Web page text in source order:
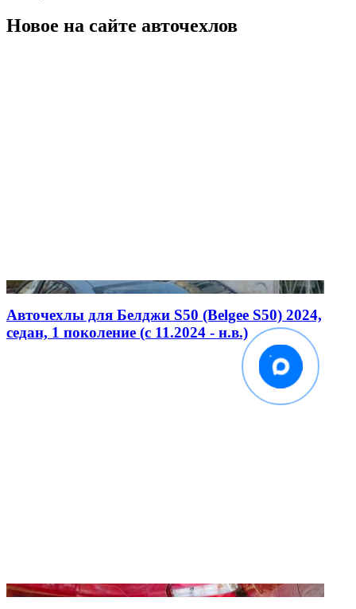
Новое на сайте авточехлов
Авточехлы для Белджи S50 (Belgee S50) 2024,
седан, 1 поколение (c 11.2024 - н.в.)